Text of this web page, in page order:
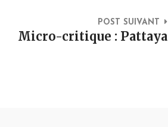
POST SUIVANT
Micro-critique : Pattaya